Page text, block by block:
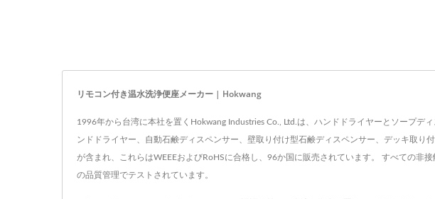
リモコン付き温水洗浄便座メーカー | Hokwang
1996年から台湾に本社を置くHokwang Industries Co., Ltd.は、ハンドドライヤーとソープ
ンドドライヤー、自動石鹸ディスペンサー、壁取り付け型石鹸ディスペンサー、デッキ取
が含まれ、これらはWEEEおよびRoHSに合格し、96か国に販売されています。 すべての
の品質管理でテストされています。